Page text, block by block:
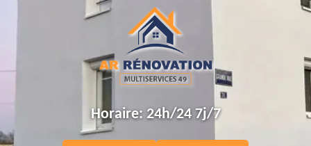
Horaire: 24h/24 7j/7